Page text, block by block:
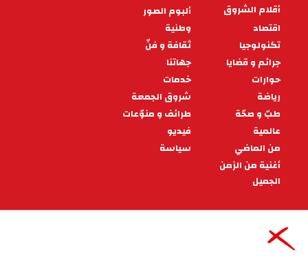
PIED
DE
PAGE
أقلام الشروق
ألبوم الصور
اقتصاد
وطنية
تكنولوجيا
ثقافة و فنّ
جرائم و قضايا
جهاتنا
حوارات
خدمات
رياضة
شروق الجمعة
طبّ و صحّة
طرائف و منوّعات
عالمية
فيديو
من الماضي
سياسة
أغنية من الزمن
الجميل